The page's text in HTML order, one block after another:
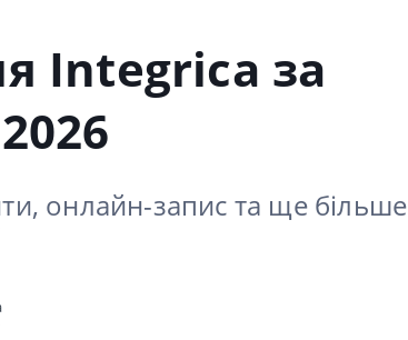
Integrica за
онлайн-запис та ще більше